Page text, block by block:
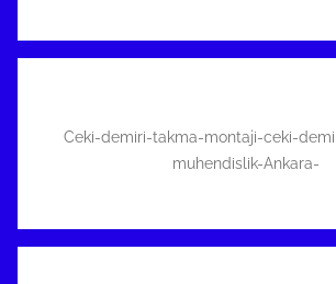
Ceki-demiri-takma-montaji-ceki-
muhendislik-Ankara-